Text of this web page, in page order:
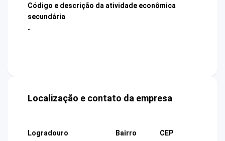
Código e descrição da atividade econômica
secundária
-
Localização e contato da empresa
Logradouro
Bairro
CEP